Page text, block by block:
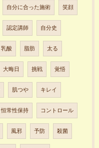
自分に合った施術 笑顔
認定講師 自分史
乳酸 脂肪 太る
大晦日 挑戦 覚悟
肌つや キレイ
恒常性保持 コントロール
風邪 予防 殺菌